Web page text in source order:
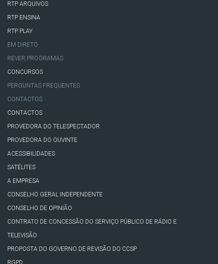
RTP ARQUIVOS
RTP ENSINA
RTP PLAY
EM DIRETO
REVER PROGRAMAS
CONCURSOS
PERGUNTAS FREQUENTES
CONTACTOS
CONTACTOS
PROVEDORA DO TELESPECTADOR
PROVEDORA DO OUVINTE
ACESSIBILIDADES
SATÉLITES
A EMPRESA
CONSELHO GERAL INDEPENDENTE
CONSELHO DE OPINIÃO
CONTRATO DE CONCESSÃO DO SERVIÇO PÚBLICO DE RÁDIO E
TELEVISÃO
PROPOSTA DO GOVERNO DE REVISÃO DO CCSP